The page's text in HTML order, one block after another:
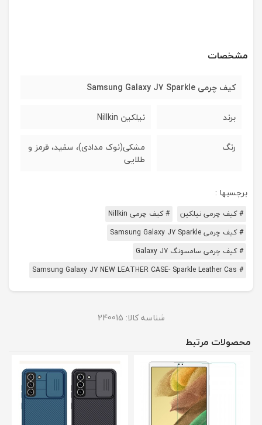
مشخصات
کیف چرمی Samsung Galaxy J7 Sparkle
برند نیلکین Nillkin
رنگ
مشکی(نوک مدادی)، سفید، قرمز و
طلایی
برچسبها :
# کیف چرمی نیلکین
# کیف چرمی Nillkin
# کیف چرمی Samsung Galaxy J7 Sparkle
# کیف چرمی سامسونگ Galaxy J7
# Samsung Galaxy J7 NEW LEATHER CASE- Sparkle Leather Cas
شناسه کالا: 240015
محصولات مرتبط